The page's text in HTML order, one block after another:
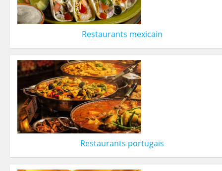
Restaurants mexicain
Restaurants portugais